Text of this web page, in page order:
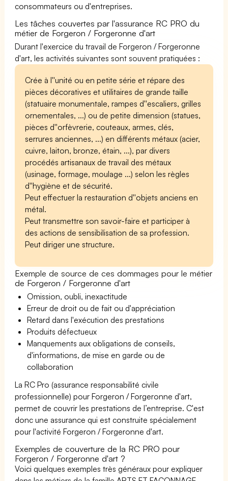
consommateurs ou d'entreprises.
Les tâches couvertes par l'assurance RC PRO du
métier de Forgeron / Forgeronne d'art
Durant l'exercice du travail de Forgeron / Forgeronne
d'art, les activités suivantes sont souvent pratiquées :
Crée à l''unité ou en petite série et répare des
pièces décoratives et utilitaires de grande taille
(statuaire monumentale, rampes d''escaliers, grilles
ornementales, ...) ou de petite dimension (statues,
pièces d''orfèvrerie, couteaux, armes, clés,
serrures anciennes, ...) en différents métaux (acier,
cuivre, laiton, bronze, étain, ...), par divers
procédés artisanaux de travail des métaux
(usinage, formage, moulage ...) selon les règles
d''hygiène et de sécurité.
Peut effectuer la restauration d''objets anciens en
métal.
Peut transmettre son savoir-faire et participer à
des actions de sensibilisation de sa profession.
Peut diriger une structure.
Exemple de source de ces dommages pour le métier
de Forgeron / Forgeronne d'art
Omission, oubli, inexactitude
Erreur de droit ou de fait ou d'appréciation
Retard dans l'exécution des prestations
Produits défectueux
Manquements aux obligations de conseils,
d'informations, de mise en garde ou de
collaboration
La RC Pro (assurance responsabilité civile
professionnelle) pour Forgeron / Forgeronne d'art,
permet de couvrir les prestations de l’entreprise. C'est
donc une assurance qui est construite spécialement
pour l'activité Forgeron / Forgeronne d'art.
Exemples de couverture de la RC PRO pour
Forgeron / Forgeronne d'art ?
Voici quelques exemples très généraux pour expliquer